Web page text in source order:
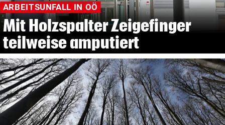
ARBEITSUNFALL IN OÖ
Mit Holzspalter Zeigefinger
teilweise amputiert